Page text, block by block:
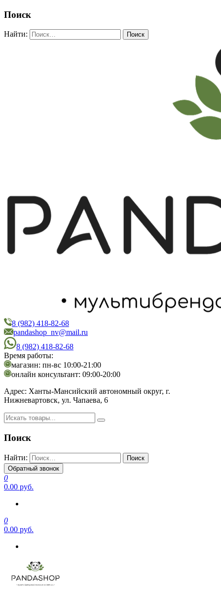
Поиск
Найти:
PandaShop
Интернет-магазин косметики
8 (982) 418-82-68
pandashop_nv@mail.ru
8 (982) 418-82-68
Время работы:
магазин: пн-вс 10:00-21:00
онлайн консультант: 09:00-20:00
Адрес: Ханты-Мансийский автономный округ, г.
Нижневартовск, ул. Чапаева, 6
Поиск
Найти:
Обратный звонок
0
0.00 руб.
0
0.00 руб.